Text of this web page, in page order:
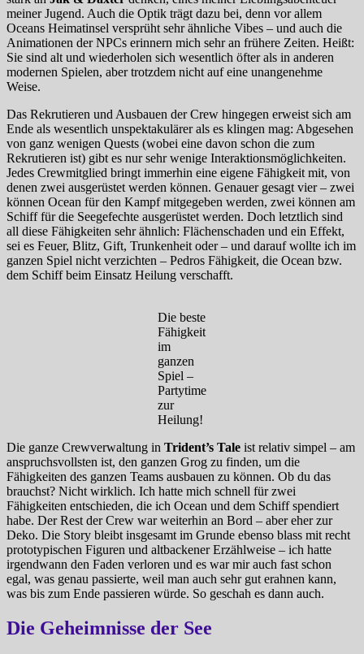
meiner Jugend. Auch die Optik trägt dazu bei, denn vor allem
Oceans Heimatinsel versprüht sehr ähnliche Vibes – und auch die
Animationen der NPCs erinnern mich sehr an frühere Zeiten. Heißt:
Sie sind alt und wiederholen sich wesentlich öfter als in anderen
modernen Spielen, aber trotzdem nicht auf eine unangenehme
Weise.
Das Rekrutieren und Ausbauen der Crew hingegen erweist sich am
Ende als wesentlich unspektakulärer als es klingen mag: Abgesehen
von ganz wenigen Quests (wobei eine davon schon die zum
Rekrutieren ist) gibt es nur sehr wenige Interaktionsmöglichkeiten.
Jedes Crewmitglied bringt immerhin eine eigene Fähigkeit mit, von
denen zwei ausgerüstet werden können. Genauer gesagt vier – zwei
können Ocean für den Kampf mitgegeben werden, zwei können am
Schiff für die Seegefechte ausgerüstet werden. Doch letztlich sind
all diese Fähigkeiten sehr ähnlich: Flächenschaden und ein Effekt,
sei es Feuer, Blitz, Gift, Trunkenheit oder – und darauf wollte ich im
ganzen Spiel nicht verzichten – Pedros Fähigkeit, die Ocean bzw.
dem Schiff beim Einsatz Heilung verschafft.
Die beste
Fähigkeit
im
ganzen
Spiel –
Partytime
zur
Heilung!
Die ganze Crewverwaltung in Trident’s Tale ist relativ simpel – am
anspruchsvollsten ist, den ganzen Grog zu finden, um die
Fähigkeiten des ganzen Teams ausbauen zu können. Ob du das
brauchst? Nicht wirklich. Ich hatte mich schnell für zwei
Fähigkeiten entschieden, die ich Ocean und dem Schiff spendiert
habe. Der Rest der Crew war weiterhin an Bord – aber eher zur
Deko. Die Story bleibt insgesamt im Grunde ebenso blass mit recht
prototypischen Figuren und altbackener Erzählweise – ich hatte
irgendwann den Faden verloren und es war mir auch fast schon
egal, was genau passierte, weil man auch sehr gut erahnen kann,
was bis zum Ende passieren würde. So geschah es dann auch.
Die Geheimnisse der See